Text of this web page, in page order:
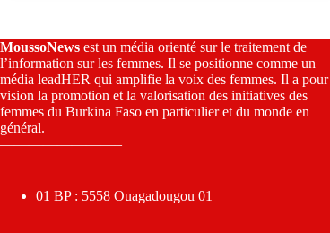
MoussoNews est un média orienté sur le traitement de
l’information sur les femmes. Il se positionne comme un
média leadHER qui amplifie la voix des femmes. Il a pour
vision la promotion et la valorisation des initiatives des
femmes du Burkina Faso en particulier et du monde en
général.
————————–
01 BP : 5558 Ouagadougou 01